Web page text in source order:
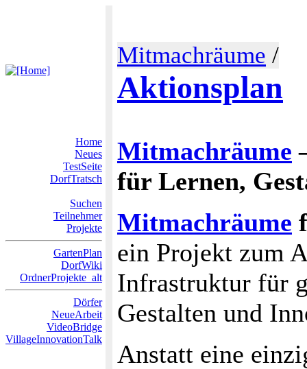
Mitmachräume /
Aktionsplan
Home
Neues
TestSeite
DorfTratsch
Suchen
Teilnehmer
Projekte
GartenPlan
DorfWiki
OrdnerProjekte_alt
Dörfer
NeueArbeit
VideoBridge
VillageInnovationTalk
Mitmachräume
für Lernen,
Mitmachräume
ein Projekt zum
Infrastruktur für
Gestalten und
Anstatt eine